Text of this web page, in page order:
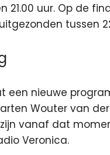
21.00 uur. Op de
tussen
een nieuwe
Wouter van
zijn vanaf dat
Veronica.